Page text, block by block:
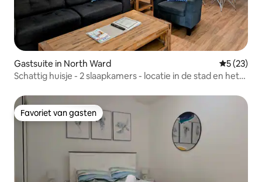
Gastsuite in North Ward
5 (23)
Schattig huisje - 2 slaapkamers - locatie in de stad en het
Favoriet van gasten
Favoriet van gasten